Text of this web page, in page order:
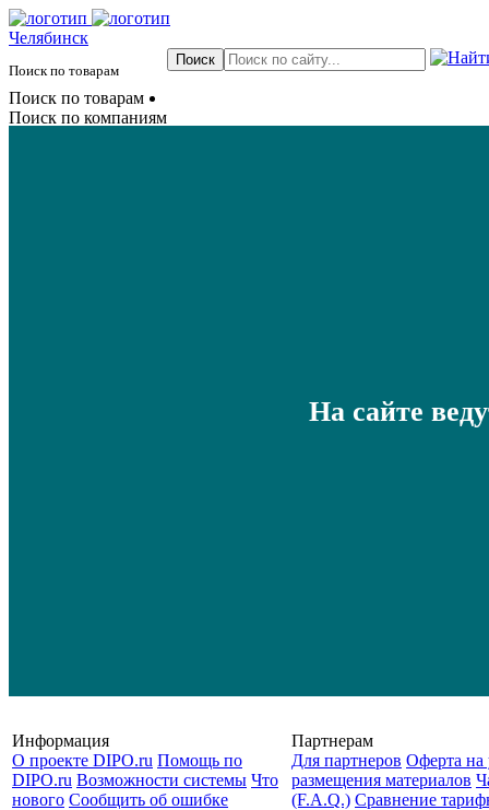
Челябинск
Поиск по товарам
Поиск по товарам
Поиск по компаниям
На сайте
Информация
О проекте DIPO.ru Помощь по
DIPO.ru Возможности системы Что
нового Сообщить об ошибке
Партнерам
Для партнеров Оферта на
размещения материалов
(F.A.Q.) Cравнение